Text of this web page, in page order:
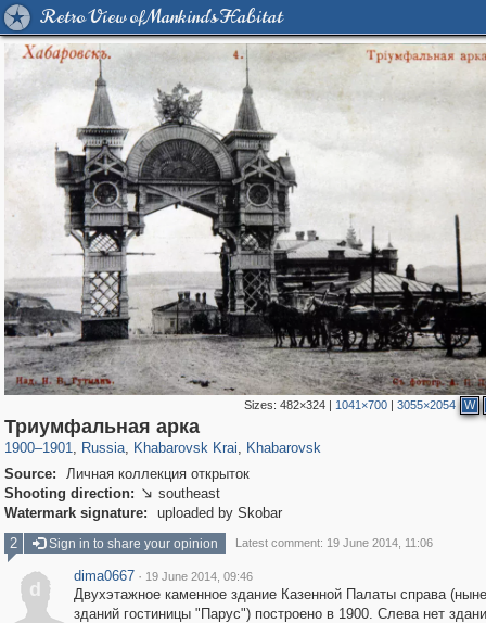
Retro View of Mankind's Habitat
Sizes: 482×324| 1041×700| 3055×2054 W
Триумфальная арка
1900–1901, Russia
1,406,516 29,243
, Khabarovsk Krai
8,458 68
, Khabarovsk
Source:
Личная коллекция открыток
Shooting direction:  southeast
Watermark signature:
uploaded by Skobar
2
Sign in to share your opinion Latest comment: 19 June 2014, 11:06
d
dima0667 · 19 June 2014, 09:46
Двухэтажное каменное здание Казенной Палаты справа
зданий гостиницы "Парус") построено в 1900. Слева нет